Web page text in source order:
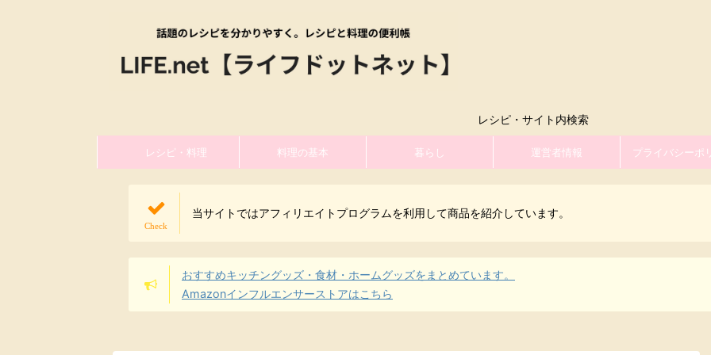
レシピ・サイト内検索
レシピ・料理 料理の基本 暮らし 運営者情報 プライバシーポ
当サイトではアフィリエイトプログラムを利用して商品を紹介しています。
おすすめキッチングッズ・食材・ホームグッズをまとめています。
Amazonインフルエンサーストアはこちら